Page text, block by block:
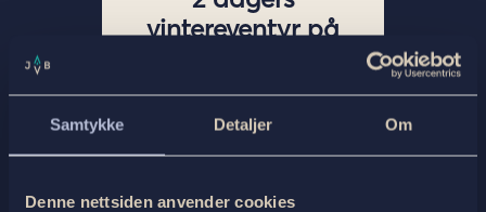
Samtykke Detaljer Om
Denne nettsiden anvender cookies